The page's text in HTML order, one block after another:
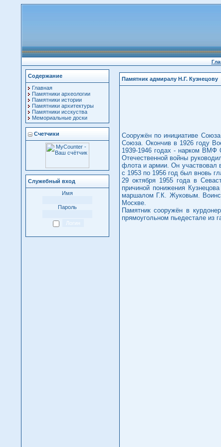
Содержание
Главная
Памятники археологии
Памятники истории
Памятники архитектуры
Памятники исскуства
Мемориальные доски
Счетчики
Служебный вход
Имя
Пароль
Памятник адмиралу Н.Г. Кузнецову
Сооружён по инициативе
Союза. Окончив в 1926 году
1939-1946 годах - нарком
Отечественной войны
флота и армии. Он участвовал
с 1953 по 1956 год был вновь
29 октября 1955 года в
причиной понижения
маршалом Г.К. Жуковым.
Москве.
Памятник сооружён в
прямоугольном пьедестале из